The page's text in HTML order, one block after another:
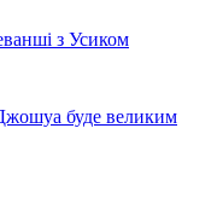
з Усиком
буде великим